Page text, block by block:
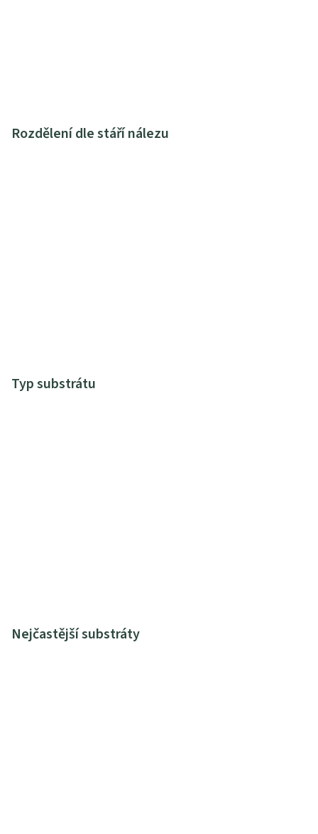
Rozdělení dle stáří nálezu
Typ substrátu
Nejčastější substráty